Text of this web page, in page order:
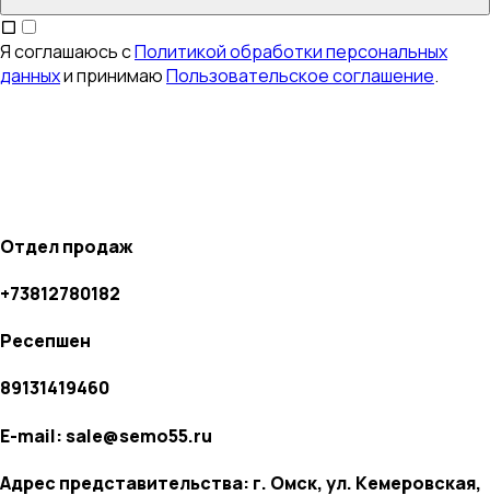
Я соглашаюсь сПолитикой обработки персональных
данныхи принимаюПользовательское соглашение.
Отдел продаж
+73812780182
Ресепшен
89131419460
E-mail: sale@semo55.ru
Адрес представительства: г. Омск, ул. Кемеровская,